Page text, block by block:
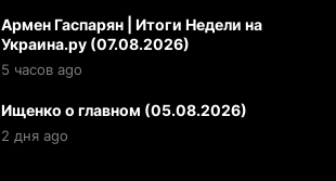
Армен Гаспарян | Итоги Недели на
Украина.ру (07.08.2026)
5 часов ago
Ищенко о главном (05.08.2026)
2 дня ago